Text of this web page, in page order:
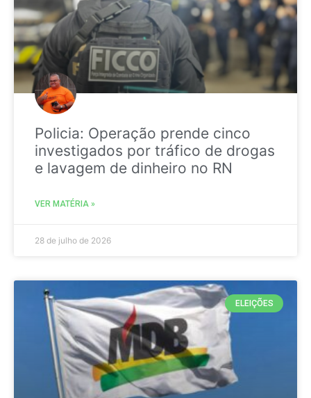
Policia: Operação prende cinco
investigados por tráfico de drogas
e lavagem de dinheiro no RN
VER MATÉRIA »
28 de julho de 2026
ELEIÇÕES